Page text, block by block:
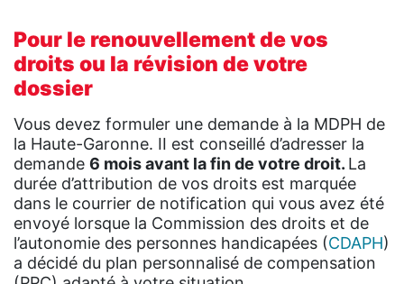
Pour le renouvellement de vos
droits ou la révision de votre
dossier
Vous devez formuler une demande à la MDPH de
la Haute-Garonne. II est conseillé d’adresser la
demande 6 mois avant la fin de votre droit. La
durée d’attribution de vos droits est marquée
dans le courrier de notification qui vous avez été
envoyé lorsque la Commission des droits et de
l’autonomie des personnes handicapées (CDAPH)
a décidé du plan personnalisé de compensation